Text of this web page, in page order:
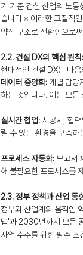
기 기준 건설 산업의 노
습니다.8 이러한 고질적
약적 구조로 전환함으로
2.2. 건설 DX의 핵심 원
현대적인 건설 DX는 다
데이터 중앙화: 개별 담당
하는 것입니다. 이는 모
실시간 협업: 시공사, 협
릴 수 있는 환경을 구축
프로세스 자동화: 보고서
해 불필요한 프로세스를
2.3. 정부 정책과 산업 동
정부와 산업계의 움직임
맵'과 2030년까지 모든
사업 수주를 위한 필수